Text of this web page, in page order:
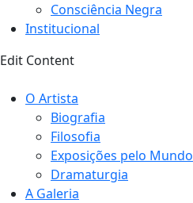
Consciência Negra
Institucional
Edit Content
O Artista
Biografia
Filosofia
Exposições pelo Mundo
Dramaturgia
A Galeria